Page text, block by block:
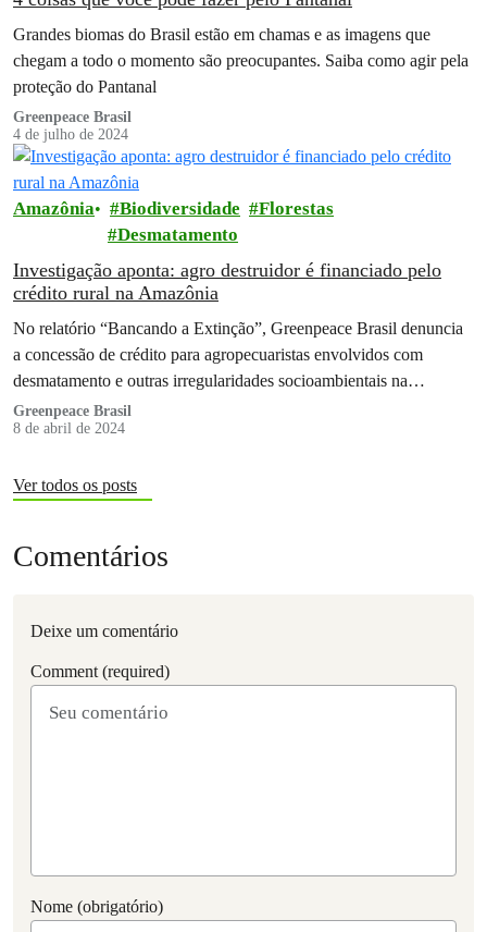
Grandes biomas do Brasil estão em chamas e as imagens que
chegam a todo o momento são preocupantes. Saiba como agir pela
proteção do Pantanal
Greenpeace Brasil
4 de julho de 2024
Amazônia Biodiversidade
Florestas
Desmatamento
Investigação aponta: agro destruidor é financiado pelo
crédito rural na Amazônia
No relatório “Bancando a Extinção”, Greenpeace Brasil denuncia
a concessão de crédito para agropecuaristas envolvidos com
desmatamento e outras irregularidades socioambientais na
Amazônia
Greenpeace Brasil
8 de abril de 2024
Ver todos os posts
Comentários
Deixe um comentário
Comment (required)
Nome (obrigatório)